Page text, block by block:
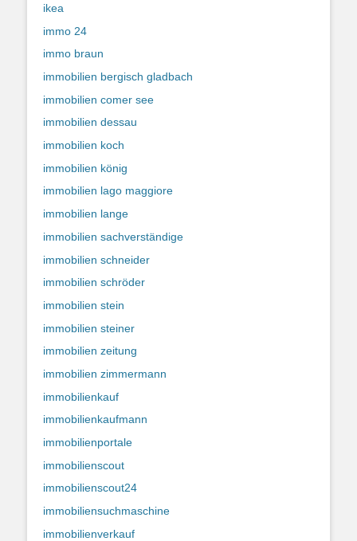
ikea
immo 24
immo braun
immobilien bergisch gladbach
immobilien comer see
immobilien dessau
immobilien koch
immobilien könig
immobilien lago maggiore
immobilien lange
immobilien sachverständige
immobilien schneider
immobilien schröder
immobilien stein
immobilien steiner
immobilien zeitung
immobilien zimmermann
immobilienkauf
immobilienkaufmann
immobilienportale
immobilienscout
immobilienscout24
immobiliensuchmaschine
immobilienverkauf